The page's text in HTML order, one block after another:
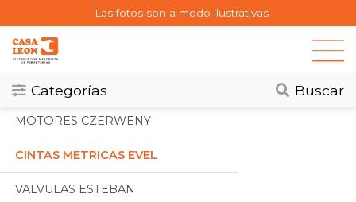
Las fotos son a modo ilustrativas
Categorías Buscar
Categorias
Todos
MOTORES CZERWENY
CINTAS METRICAS EVEL
VALVULAS ESTEBAN